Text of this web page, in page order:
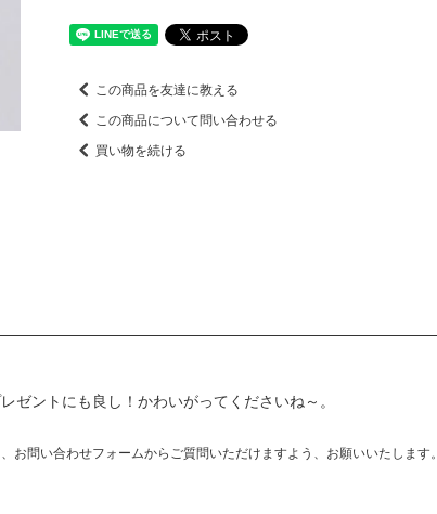
この商品を友達に教える
この商品について問い合わせる
買い物を続ける
ゼントにも良し！かわいがってくださいね～。
問い合わせフォームからご質問いただけますよう、お願いいたします。